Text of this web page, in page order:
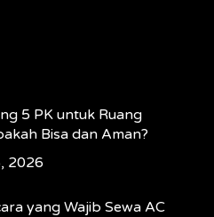
5 PK untuk Ruang
Bisa dan Aman?
2026
yang Wajib Sewa AC